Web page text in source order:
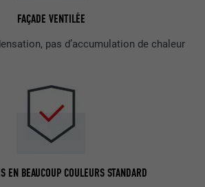
FAÇADE VENTILÉE
pas d’accumulation de chaleur
EN BEAUCOUP COULEURS STANDARD